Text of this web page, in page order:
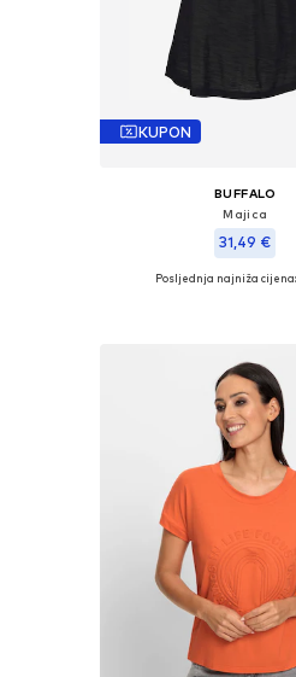
KUPON
BUFFALO
Majica
31,49 €
Dostupne veličine: XS-
Posljednja najniža cijena: